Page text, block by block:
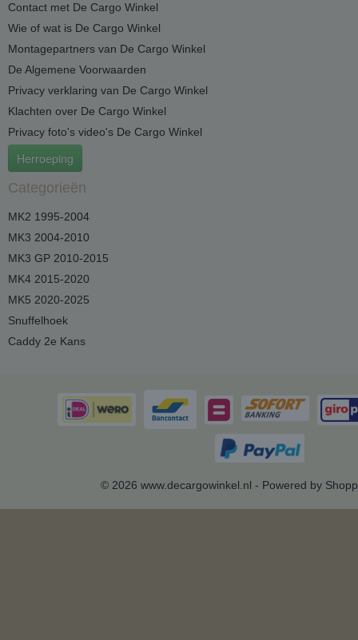
Contact met De Cargo Winkel
Wie of wat is De Cargo Winkel
Montagepartners van De Cargo Winkel
De Algemene Voorwaarden
Privacy verklaring van De Cargo Winkel
Klachten over De Cargo Winkel
Privacy foto's video's De Cargo Winkel
Herroeping
Categorieën
MK2 1995-2004
MK3 2004-2010
MK3 GP 2010-2015
MK4 2015-2020
MK5 2020-2025
Snuffelhoek
Caddy 2e Kans
© 2026 www.decargowinkel.nl - Powered by